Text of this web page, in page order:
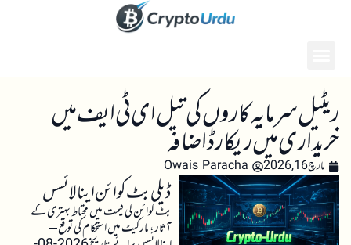
ریٹیل سرمایہ کاروں کی تیل ای ٹی ایف میں
خریداری میں ریکارڈ اضافہ
مارچ 16, 2026 Owais Paracha
ڈیلی بٹ کوائن اینالائسس
بٹ کوائن کی قیمت میں محتاط بہتری کے
آثار، مارکیٹ میں استحکام کی توقع –